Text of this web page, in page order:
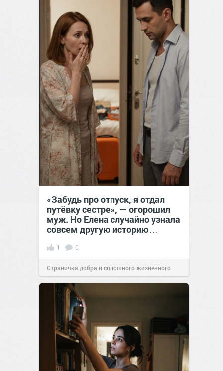
«Забудь про отпуск, я отдал
путёвку сестре», — огорошил
муж. Но Елена случайно узнала
совсем другую историю…
1 0
Страничка добра и сплошного жизненного
позитива!00:28Вчера